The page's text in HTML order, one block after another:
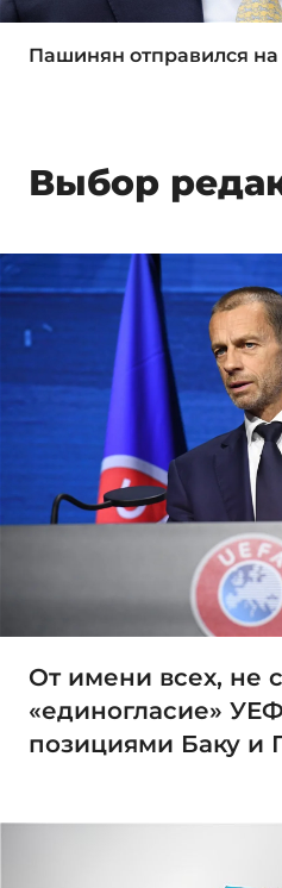
Пашинян отправился
Выбор
От имени всех, не
«единогласие»
позициями Баку и